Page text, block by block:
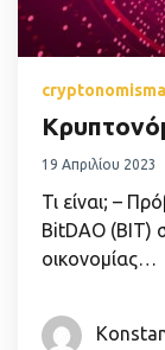
19 Απριλίου 2023
Τι είναι; –
BitDAO (BIT)
οικονομίας…